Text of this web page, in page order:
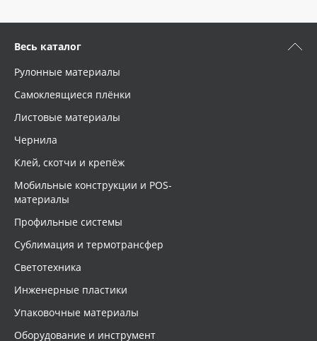
Весь каталог
Рулонные материалы
Самоклеящиеся плёнки
Листовые материалы
Чернила
Клей, скотчи и крепёж
Мобильные конструкции и POS-
материалы
Профильные системы
Сублимация и термотрансфер
Светотехника
Инженерные пластики
Упаковочные материалы
Оборудование и инструмент